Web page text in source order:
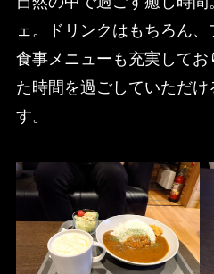
ェ。ドリンクはもちろん
食事メニューも充実してお
た時間を過ごしていただ
す。